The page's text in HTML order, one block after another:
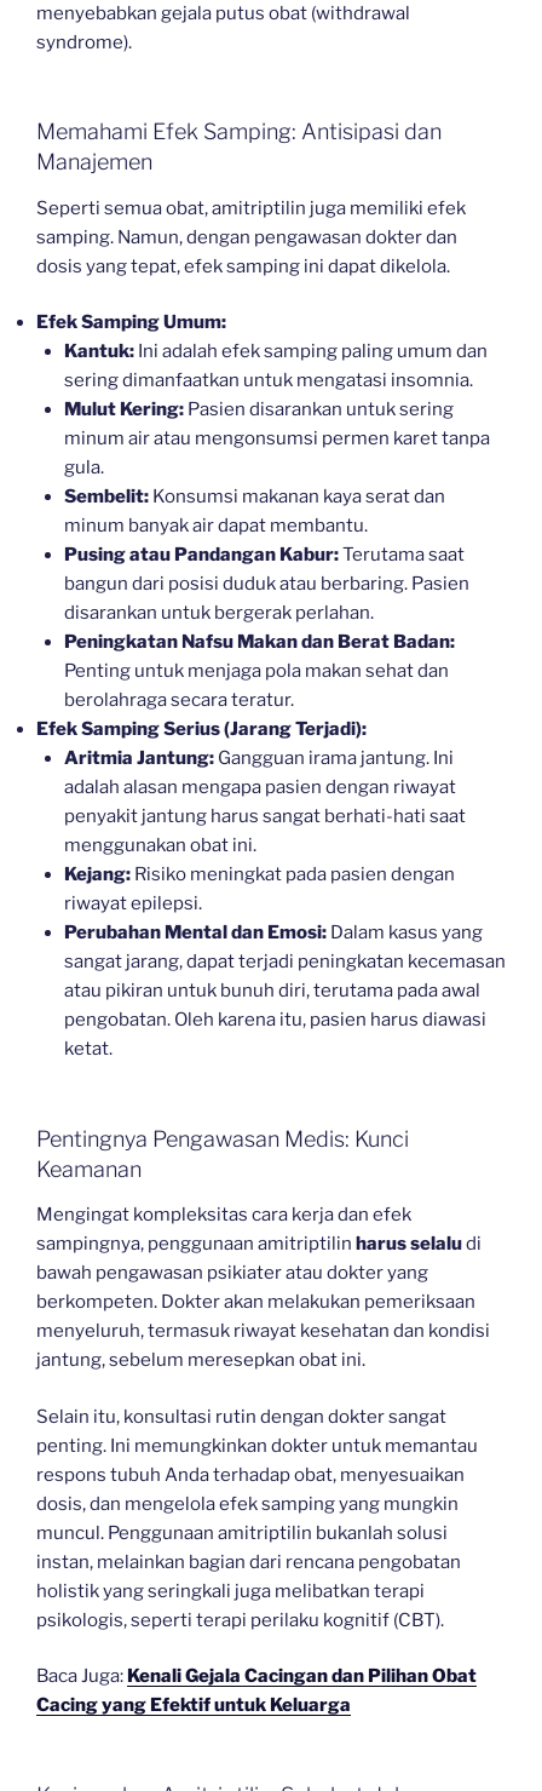
menyebabkan gejala putus obat (withdrawal
syndrome).
Memahami Efek Samping: Antisipasi dan
Manajemen
Seperti semua obat, amitriptilin juga memiliki efek
samping. Namun, dengan pengawasan dokter dan
dosis yang tepat, efek samping ini dapat dikelola.
Efek Samping Umum:
Kantuk:Ini adalah efek samping paling umum dan
sering dimanfaatkan untuk mengatasi insomnia.
Mulut Kering:Pasien disarankan untuk sering
minum air atau mengonsumsi permen karet tanpa
gula.
Sembelit:Konsumsi makanan kaya serat dan
minum banyak air dapat membantu.
Pusing atau Pandangan Kabur:Terutama saat
bangun dari posisi duduk atau berbaring. Pasien
disarankan untuk bergerak perlahan.
Peningkatan Nafsu Makan dan Berat Badan:
Penting untuk menjaga pola makan sehat dan
berolahraga secara teratur.
Efek Samping Serius (Jarang Terjadi):
Aritmia Jantung:Gangguan irama jantung. Ini
adalah alasan mengapa pasien dengan riwayat
penyakit jantung harus sangat berhati-hati saat
menggunakan obat ini.
Kejang:Risiko meningkat pada pasien dengan
riwayat epilepsi.
Perubahan Mental dan Emosi:Dalam kasus yang
sangat jarang, dapat terjadi peningkatan kecemasan
atau pikiran untuk bunuh diri, terutama pada awal
pengobatan. Oleh karena itu, pasien harus diawasi
ketat.
Pentingnya Pengawasan Medis: Kunci
Keamanan
Mengingat kompleksitas cara kerja dan efek
sampingnya, penggunaan amitriptilin harus selaludi
bawah pengawasan psikiater atau dokter yang
berkompeten. Dokter akan melakukan pemeriksaan
menyeluruh, termasuk riwayat kesehatan dan kondisi
jantung, sebelum meresepkan obat ini.
Selain itu, konsultasi rutin dengan dokter sangat
penting. Ini memungkinkan dokter untuk memantau
respons tubuh Anda terhadap obat, menyesuaikan
dosis, dan mengelola efek samping yang mungkin
muncul. Penggunaan amitriptilin bukanlah solusi
instan, melainkan bagian dari rencana pengobatan
holistik yang seringkali juga melibatkan terapi
psikologis, seperti terapi perilaku kognitif (CBT).
Baca Juga: Kenali Gejala Cacingan dan Pilihan Obat
Cacing yang Efektif untuk Keluarga